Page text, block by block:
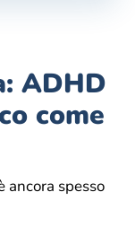
ADHD
come
ancora spesso